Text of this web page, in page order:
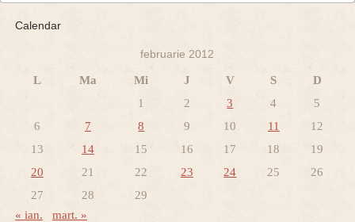
Calendar
februarie 2012
L Ma Mi J V S
D
1
2 3 4
5
6
7 8 9 10 11
12
13
14 15 16 17 18
19
20
21 22 23 24 25
26
27
28 29
« ian. mart. »